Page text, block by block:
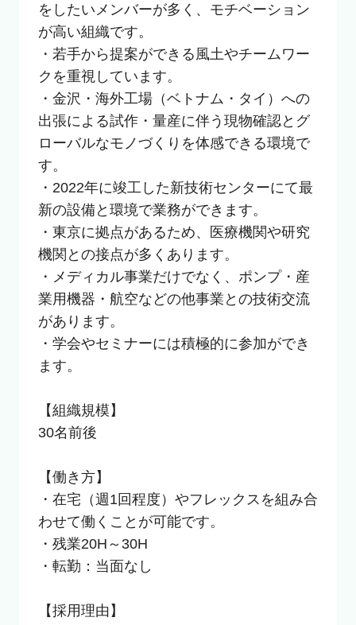
をしたいメンバーが多く、モチベーション
が高い組織です。
・若手から提案ができる風土やチームワー
クを重視しています。
・金沢・海外工場（ベトナム・タイ）への
出張による試作・量産に伴う現物確認とグ
ローバルなモノづくりを体感できる環境で
す。
・2022年に竣工した新技術センターにて最
新の設備と環境で業務ができます。
・東京に拠点があるため、医療機関や研究
機関との接点が多くあります。
・メディカル事業だけでなく、ポンプ・産
業用機器・航空などの他事業との技術交流
があります。
・学会やセミナーには積極的に参加ができ
ます。
【組織規模】
30名前後
【働き方】
・在宅（週1回程度）やフレックスを組み合
わせて働くことが可能です。
・残業20H～30H
・転勤：当面なし
【採用理由】